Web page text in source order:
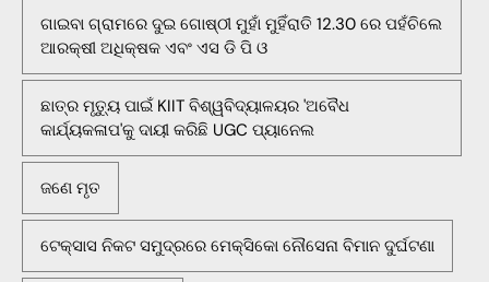
ଗାଇବା ଗ୍ରାମରେ ଦୁଇ ଗୋଷ୍ଠୀ ମୁହାଁ ମୁହିଁରାତି 12.30 ରେ ପହଁଚିଲେ
ଆରକ୍ଷୀ ଅଧିକ୍ଷକ ଏବଂ ଏସ ଡି ପି ଓ
ଛାତ୍ର ମୃତ୍ୟୁ ପାଇଁ KIIT ବିଶ୍ୱବିଦ୍ୟାଳୟର 'ଅବୈଧ
କାର୍ଯ୍ୟକଳାପ'କୁ ଦାୟୀ କରିଛି UGC ପ୍ୟାନେଲ
ଜଣେ ମୃତ
ଟେକ୍ସାସ ନିକଟ ସମୁଦ୍ରରେ ମେକ୍ସିକୋ ନୌସେନା ବିମାନ ଦୁର୍ଘଟଣା